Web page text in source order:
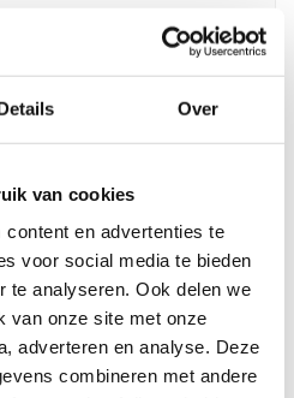
Over
van cookies
en advertenties te
voor social media te bieden
te analyseren. Ook delen we
van onze site met onze
adverteren en analyse. Deze
combineren met andere
5cm x 5cm, 4 laags,